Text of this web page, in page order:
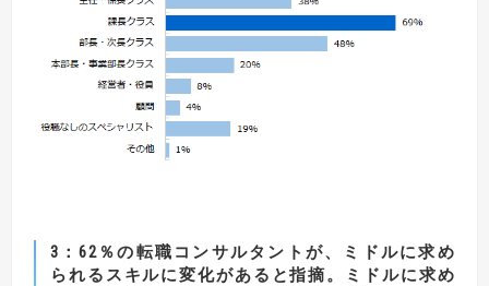
3：62％の転職コンサルタントが、ミドルに求め
られるスキルに変化があると指摘。
ミドルに求め